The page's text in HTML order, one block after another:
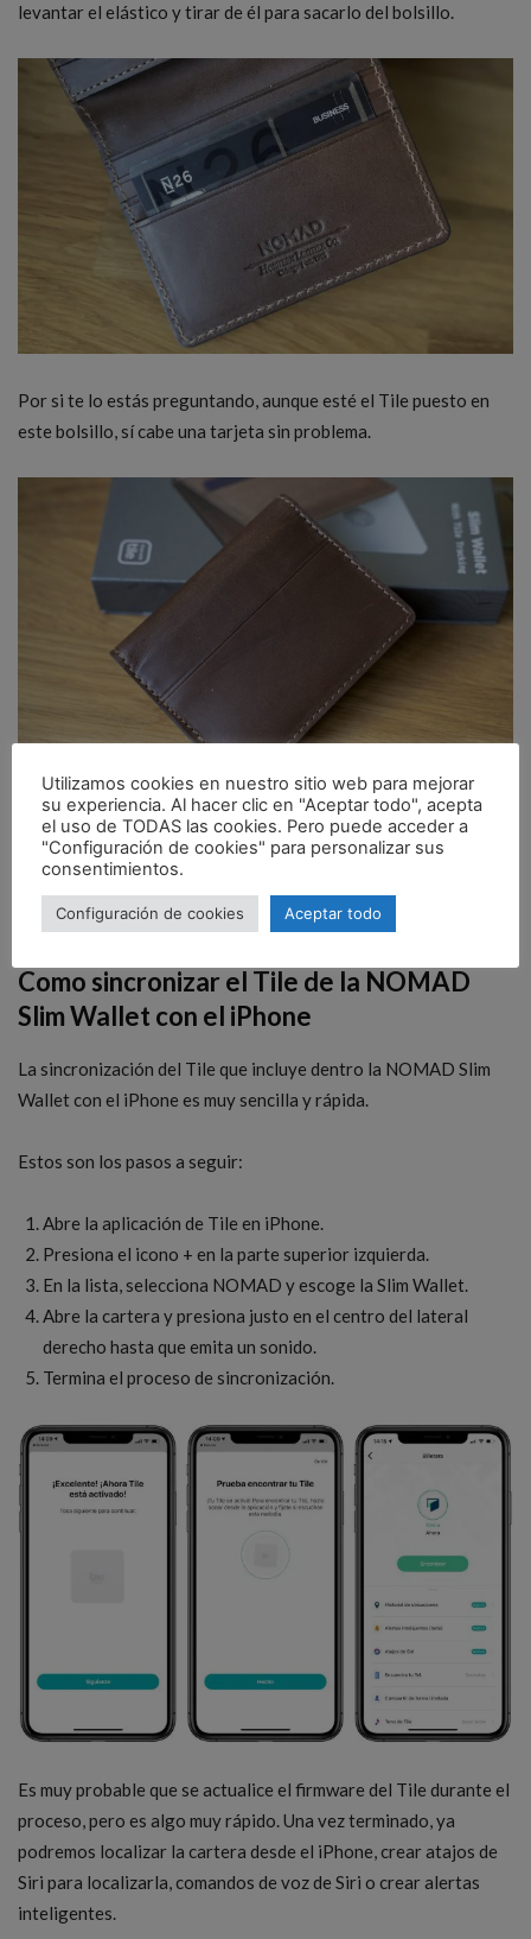
levantar el elástico y tirar de él para sacarlo del bolsillo.
Por si te lo estás preguntando, aunque esté el Tile puesto en
este bolsillo, sí cabe una tarjeta sin problema.
En el exterior encontramos un único hueco para la tarjeta que
práctico para meter algún billete.
Como sincronizar el Tile de la NOMAD
Slim Wallet con el iPhone
La sincronización del Tile que incluye dentro la NOMAD Slim
Wallet con el iPhone es muy sencilla y rápida.
Estos son los pasos a seguir:
Abre la aplicación de Tile en iPhone.
Presiona el icono + en la parte superior izquierda.
En la lista, selecciona NOMAD y escoge la Slim Wallet.
Abre la cartera y presiona justo en el centro del lateral
derecho hasta que emita un sonido.
Termina el proceso de sincronización.
Es muy probable que se actualice el firmware del Tile durante el
proceso, pero es algo muy rápido. Una vez terminado, ya
podremos localizar la cartera desde el iPhone, crear atajos de
Siri para localizarla, comandos de voz de Siri o crear alertas
inteligentes.
Utilizamos cookies en nuestro sitio web para mejorar
su experiencia. Al hacer clic en "Aceptar todo", acepta
el uso de TODAS las cookies. Pero puede acceder a
"Configuración de cookies" para personalizar sus
consentimientos.
Configuración de cookies Aceptar todo